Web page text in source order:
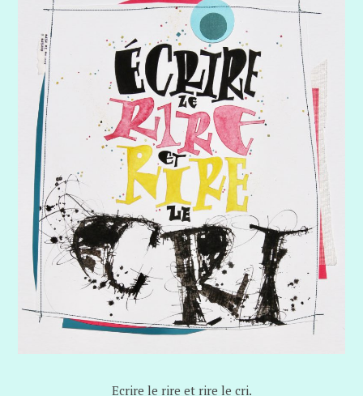
Ecrire le rire et rire le cri.